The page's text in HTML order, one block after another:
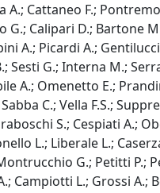
Cattaneo F.;
Calipari D.; Bartone
A.; Picardi A.;
G.; Interna M.;
A.; Omenetto E.;
C.; Vella F.S.;
S.; Cespiati A.;
L.; Liberale L.;
G.; Petitti P.;
Campiotti L.; Grossi A.;